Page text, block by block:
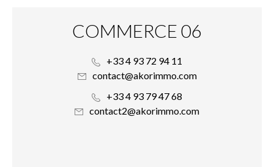
COMMERCE 06
+33 4 93 72 94 11
contact@akorimmo.com
+33 4 93 79 47 68
contact2@akorimmo.com